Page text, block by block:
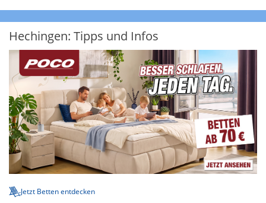
Hechingen: Tipps und Infos
Jetzt Betten entdecken